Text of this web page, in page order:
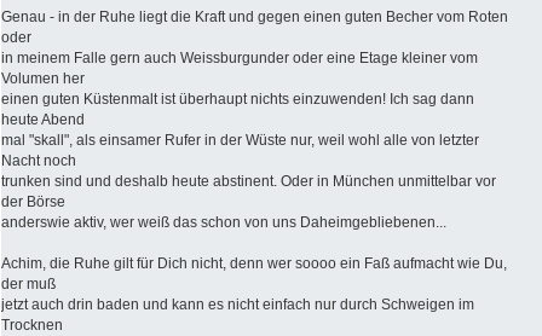
Genau - in der Ruhe liegt die Kraft und gegen einen guten Becher vom Roten
oder
in meinem Falle gern auch Weissburgunder oder eine Etage kleiner vom
Volumen her
einen guten Küstenmalt ist überhaupt nichts einzuwenden! Ich sag dann
heute Abend
mal "skall", als einsamer Rufer in der Wüste nur, weil wohl alle von letzter
Nacht noch
trunken sind und deshalb heute abstinent. Oder in München unmittelbar vor
der Börse
anderswie aktiv, wer weiß das schon von uns Daheimgebliebenen...
Achim, die Ruhe gilt für Dich nicht, denn wer soooo ein Faß aufmacht wie Du,
der muß
jetzt auch drin baden und kann es nicht einfach nur durch Schweigen im
Trocknen